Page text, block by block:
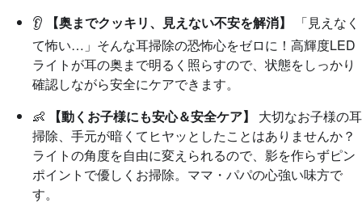
👂
【奥までクッキリ、見えない不安を解消】
「見えなく
て怖い…」そんな耳掃除の恐怖心をゼロに！高輝度LED
ライトが耳の奥まで明るく照らすので、状態をしっかり
確認しながら安全にケアできます。
👶
【動くお子様にも安心＆安全ケア】
大切なお子様の耳
掃除、手元が暗くてヒヤッとしたことはありませんか？
ライトの角度を自由に変えられるので、影を作らずピン
ポイントで優しくお掃除。ママ・パパの心強い味方で
す。